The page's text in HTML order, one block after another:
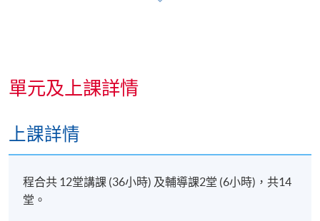
單元及上課詳情
上課詳情
程合共 12堂講課 (36小時) 及輔導課2堂 (6小時)，共14
堂。